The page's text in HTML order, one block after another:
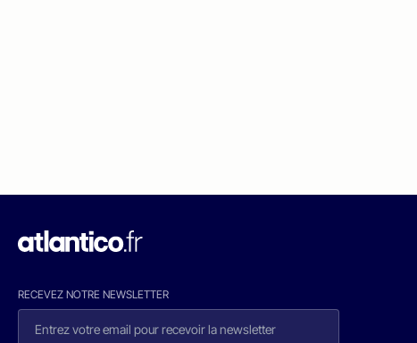
RECEVEZ NOTRE NEWSLETTER